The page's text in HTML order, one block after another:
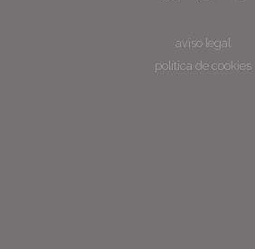
aviso legal
política de cookies